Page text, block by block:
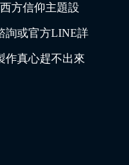
方信仰主題設
詢或官方LINE詳
作真心趕不出來